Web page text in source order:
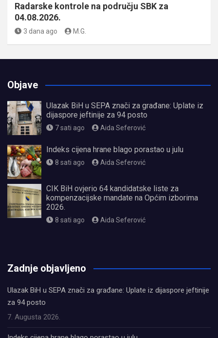
Radarske kontrole na području SBK za
04.08.2026.
3 dana ago M.G.
Objave
Ulazak BiH u SEPA znači za građane: Uplate iz
dijaspore jeftinije za 94 posto
7 sati ago Aida Seferović
Indeks cijena hrane blago porastao u julu
8 sati ago Aida Seferović
CIK BiH ovjerio 64 kandidatske liste za
kompenzacijske mandate na Općim izborima
2026.
8 sati ago Aida Seferović
Zadnje objavljeno
Ulazak BiH u SEPA znači za građane: Uplate iz dijaspore jeftinije
za 94 posto
7. Augusta 2026.